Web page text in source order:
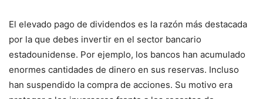
El elevado pago de dividendos es la razón más destacada
por la que debes invertir en el sector bancario
estadounidense. Por ejemplo, los bancos han acumulado
enormes cantidades de dinero en sus reservas. Incluso
han suspendido la compra de acciones. Su motivo era